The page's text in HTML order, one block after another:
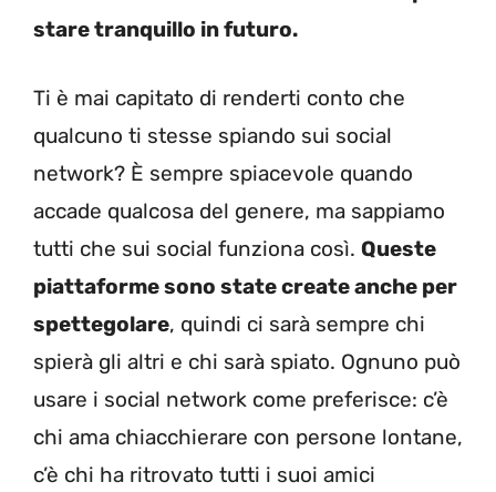
stare tranquillo in futuro.
Ti è mai capitato di renderti conto che
qualcuno ti stesse spiando sui social
network? È sempre spiacevole quando
accade qualcosa del genere, ma sappiamo
tutti che sui social funziona così. Queste
piattaforme sono state create anche per
spettegolare, quindi ci sarà sempre chi
spierà gli altri e chi sarà spiato. Ognuno può
usare i social network come preferisce: c’è
chi ama chiacchierare con persone lontane,
c’è chi ha ritrovato tutti i suoi amici